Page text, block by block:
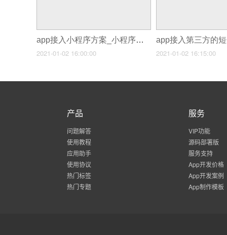
app接入小程序方案_小程序网站app开发
2021-01-02 16:00:00 2021-01-02 16:15:00
产品
问题解答
使用教程
应用助手
使用协议
热门标签
热门专题
服务
VIP功能
源码部署版
服务支持
App开发价格
App开发案例
App制作模板